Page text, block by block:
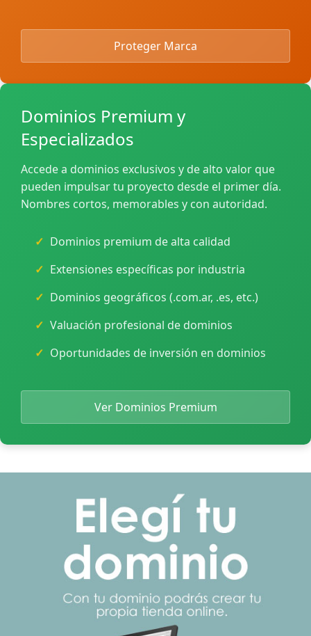
Proteger Marca
Dominios Premium y
Especializados
Accede a dominios exclusivos y de alto valor que
pueden impulsar tu proyecto desde el primer día.
Nombres cortos, memorables y con autoridad.
Dominios premium de alta calidad
Extensiones específicas por industria
Dominios geográficos (.com.ar, .es, etc.)
Valuación profesional de dominios
Oportunidades de inversión en dominios
Ver Dominios Premium